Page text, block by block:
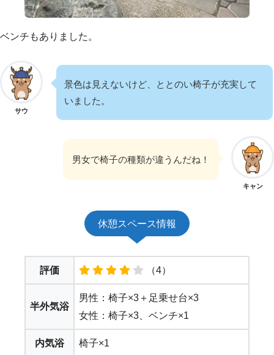
ベンチもありました。
サウ
景色は見えないけど、ととのい椅子が充実して
いました。
キャン
男女で椅子の種類が違うんだね！
休憩スペース情報
評価 （4）
半外気浴
男性：椅子×3＋足乗せ台×3
女性：椅子×3、ベンチ×1
内気浴 椅子×1